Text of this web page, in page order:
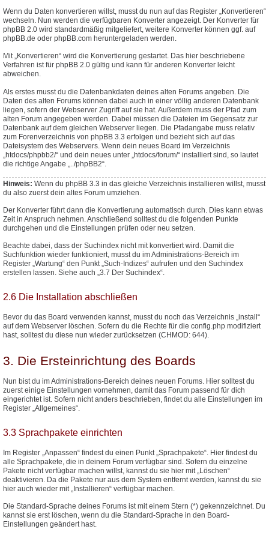
Wenn du Daten konvertieren willst, musst du nun auf das Register „Konvertieren“
wechseln. Nun werden die verfügbaren Konverter angezeigt. Der Konverter für
phpBB 2.0 wird standardmäßig mitgeliefert, weitere Konverter können ggf. auf
phpBB.de oder phpBB.com heruntergeladen werden.
Mit „Konvertieren“ wird die Konvertierung gestartet. Das hier beschriebene
Verfahren ist für phpBB 2.0 gültig und kann für anderen Konverter leicht
abweichen.
Als erstes musst du die Datenbankdaten deines alten Forums angeben. Die
Daten des alten Forums können dabei auch in einer völlig anderen Datenbank
liegen, sofern der Webserver Zugriff auf sie hat. Außerdem muss der Pfad zum
alten Forum angegeben werden. Dabei müssen die Dateien im Gegensatz zur
Datenbank auf dem gleichen Webserver liegen. Die Pfadangabe muss relativ
zum Forenverzeichnis von phpBB 3.3 erfolgen und bezieht sich auf das
Dateisystem des Webservers. Wenn dein neues Board im Verzeichnis
„htdocs/phpbb2/“ und dein neues unter „htdocs/forum/“ installiert sind, so lautet
die richtige Angabe „../phpBB2“.
Hinweis: Wenn du phpBB 3.3 in das gleiche Verzeichnis installieren willst, musst
du also zuerst dein altes Forum umziehen.
Der Konverter führt dann die Konvertierung automatisch durch. Dies kann etwas
Zeit in Anspruch nehmen. Anschließend solltest du die folgenden Punkte
durchgehen und die Einstellungen prüfen oder neu setzen.
Beachte dabei, dass der Suchindex nicht mit konvertiert wird. Damit die
Suchfunktion wieder funktioniert, musst du im Administrations-Bereich im
Register „Wartung“ den Punkt „Such-Indizes“ aufrufen und den Suchindex
erstellen lassen. Siehe auch „3.7 Der Suchindex“.
2.6 Die Installation abschließen
Bevor du das Board verwenden kannst, musst du noch das Verzeichnis „install“
auf dem Webserver löschen. Sofern du die Rechte für die config.php modifiziert
hast, solltest du diese nun wieder zurücksetzen (CHMOD: 644).
3. Die Ersteinrichtung des Boards
Nun bist du im Administrations-Bereich deines neuen Forums. Hier solltest du
zuerst einige Einstellungen vornehmen, damit das Forum passend für dich
eingerichtet ist. Sofern nicht anders beschrieben, findet du alle Einstellungen im
Register „Allgemeines“.
3.3 Sprachpakete einrichten
Im Register „Anpassen“ findest du einen Punkt „Sprachpakete“. Hier findest du
alle Sprachpakete, die in deinem Forum verfügbar sind. Sofern du einzelne
Pakete nicht verfügbar machen willst, kannst du sie hier mit „Löschen“
deaktivieren. Da die Pakete nur aus dem System entfernt werden, kannst du sie
hier auch wieder mit „Installieren“ verfügbar machen.
Die Standard-Sprache deines Forums ist mit einem Stern (*) gekennzeichnet. Du
kannst sie erst löschen, wenn du die Standard-Sprache in den Board-
Einstellungen geändert hast.